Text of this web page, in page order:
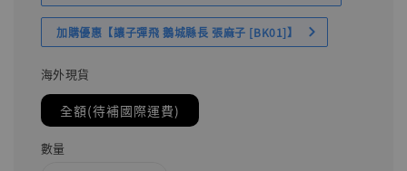
加購優惠【讓子彈飛 鵝城縣長 張麻子 [BK01]】
海外現貨
全額(待補國際運費)
數量